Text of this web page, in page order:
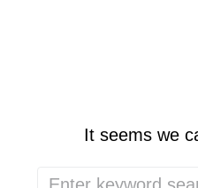
It seems we